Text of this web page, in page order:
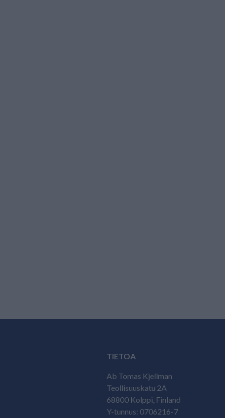
TIETOA
Ab Tomas Kjellman
Teollisuuskatu 2A
68800 Kolppi, Finland
Y-tunnus: 0706216-7